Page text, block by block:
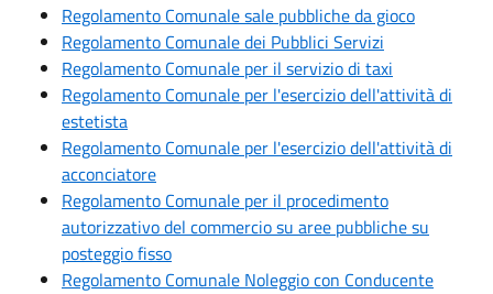
Regolamento Comunale sale pubbliche da gioco
Regolamento Comunale dei Pubblici Servizi
Regolamento Comunale per il servizio di taxi
Regolamento Comunale per l'esercizio dell'attività di
estetista
Regolamento Comunale per l'esercizio dell'attività di
acconciatore
Regolamento Comunale per il procedimento
autorizzativo del commercio su aree pubbliche su
posteggio fisso
Regolamento Comunale Noleggio con Conducente